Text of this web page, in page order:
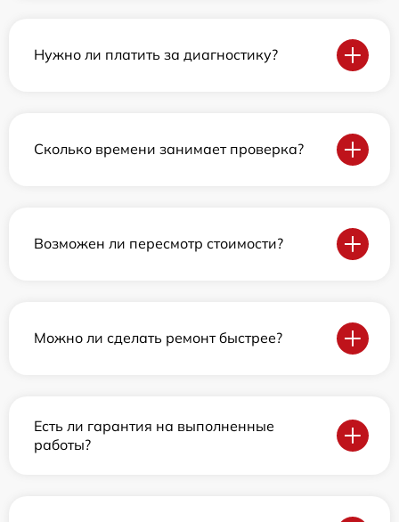
Нужно ли платить за диагностику?
Сколько времени занимает проверка?
Возможен ли пересмотр стоимости?
Можно ли сделать ремонт быстрее?
Есть ли гарантия на выполненные
работы?